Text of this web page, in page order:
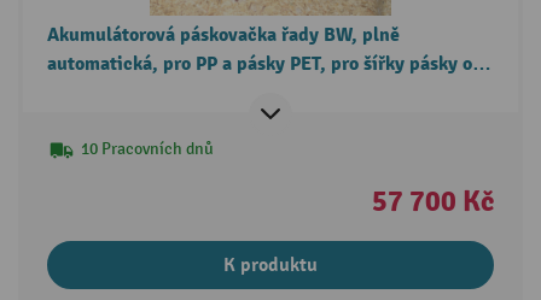
Akumulátorová páskovačka řady BW, plně
automatická, pro PP a pásky PET, pro šířky pásky od
10 Pracovních dnů
57 700 Kč
K produktu